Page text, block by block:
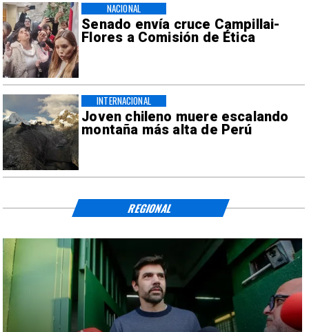
Senado envía cruce Campillai-
Flores a Comisión de Ética
NACIONAL
Joven chileno muere escalando
montaña más alta de Perú
INTERNACIONAL
REGIONAL